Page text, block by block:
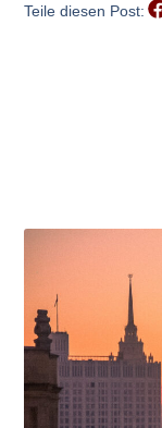
Teile diesen Post: